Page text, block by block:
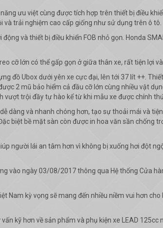
ưu việt cùng được tích hợp trên thiết bị điều
trải nghiệm cao cấp giống như sử dụng trên ô tô.
và thiết bị điều khiển FOB nhỏ gọn. Honda
cỡ lớn có thể gấp gọn ở giữa thân xe, rất tiện lợi và
đồ Ubox dưới yên xe cực đại, lên tới 37 lít ++.
2 mũ bảo hiểm cả đầu cỡ lớn cùng nhiều vật
trội đầy tự hào kể từ khi mẫu xe được chính
dàng và nhanh chóng hơn, tạo sự thoải mái và
biệt bề mặt sàn còn được in hoa văn sần chống
người lái an tâm hơn vì không bị xuống hơi đột
vào ngày 03/08/2017 thông qua Hệ thống Cửa
Nam kỳ vọng sẽ mang đến nhiều niềm vui hơn
kỹ hơn về sản phẩm và phụ kiện xe LEAD 125cc